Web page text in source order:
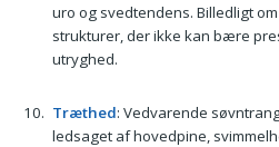
uro og svedtendens. Billedligt
strukturer, der ikke kan bære
utryghed.
Træthed: Vedvarende
ledsaget af hovedpine,